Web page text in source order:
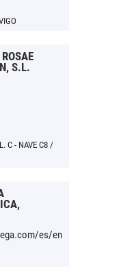
S.L.
C - NAVE C8 /
es/en